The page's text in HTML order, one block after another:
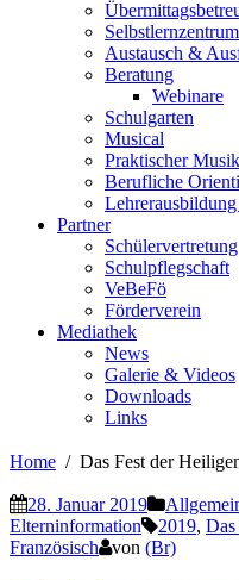
Austausch &
Beratung
Webinare
Schulgarten
Musical
Praktischer
Berufliche
Partner
Schülervertretung
Schulpflegschaft
VeBeFö
Förderverein
Mediathek
News
Galerie & Videos
Downloads
Links
Home Das Fest der
28. Januar 2019
Elterninformation
2019,
Französisch
von (Br)